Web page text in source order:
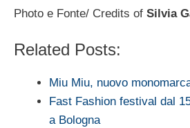
Photo e Fonte/ Credits of Silvia
Related Posts:
Miu Miu, nuovo
Fast Fashion festival dal
a Bologna